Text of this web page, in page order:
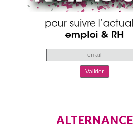
ALTERNANCE